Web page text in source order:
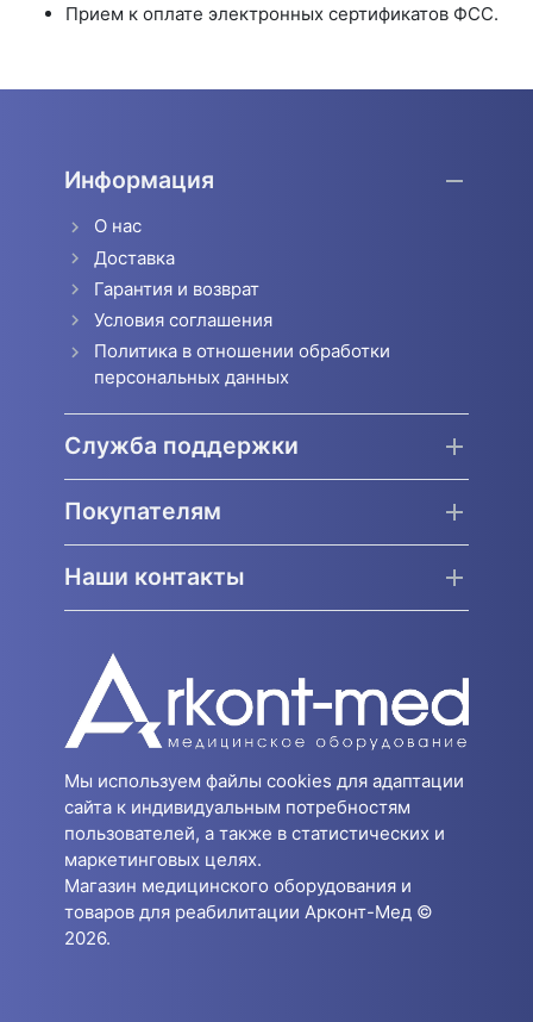
Прием к оплате электронных сертификатов ФСС.
Информация
О нас
Доставка
Гарантия и возврат
Условия соглашения
Политика в отношении обработки
персональных данных
Служба поддержки
Покупателям
Наши контакты
Мы используем файлы cookies для адаптации
сайта к индивидуальным потребностям
пользователей, а также в статистических и
маркетинговых целях.
Магазин медицинского оборудования и
товаров для реабилитации Арконт-Мед ©
2026.